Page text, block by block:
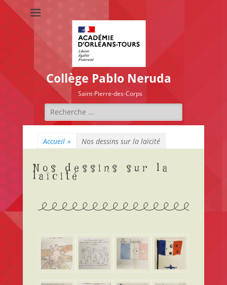
Collège Pablo Neruda
Saint-Pierre-des-Corps
Accueil » Nos dessins sur la laïcité
Nos dessins sur la
laïcité